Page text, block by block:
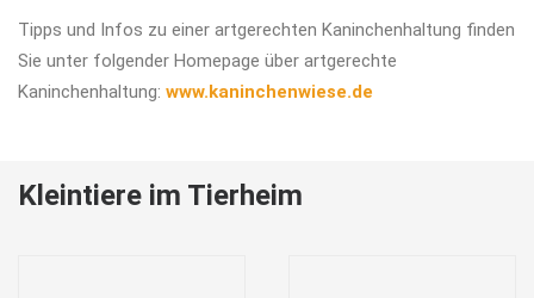
Tipps und Infos zu einer artgerechten Kaninchenhaltung finden
Sie unter folgender Homepage über artgerechte
Kaninchenhaltung: www.kaninchenwiese.de
Kleintiere im Tierheim